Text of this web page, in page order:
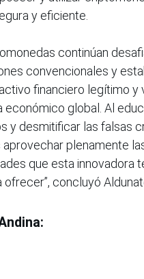
y eficiente.
continúan
convencionales y
financiero legítimo y
económico global. Al
y desmitificar las falsas
plenamente
que esta innovadora
ofrecer”, concluyó